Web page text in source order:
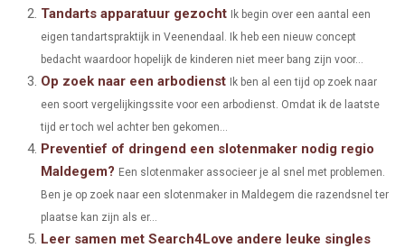
O
T
E
R
)
O
N
O
O
K
O
R
S
T
O
D
N
Tandarts apparatuur gezocht Ik begin over een aantal een
eigen tandartspraktijk in Veenendaal. Ik heb een nieuw concept
bedacht waardoor hopelijk de kinderen niet meer bang zijn voor...
Op zoek naar een arbodienst Ik ben al een tijd op zoek naar
een soort vergelijkingssite voor een arbodienst. Omdat ik de laatste
tijd er toch wel achter ben gekomen...
Preventief of dringend een slotenmaker nodig regio
Maldegem? Een slotenmaker associeer je al snel met problemen.
Ben je op zoek naar een slotenmaker in Maldegem die razendsnel ter
plaatse kan zijn als er...
Leer samen met Search4Love andere leuke singles